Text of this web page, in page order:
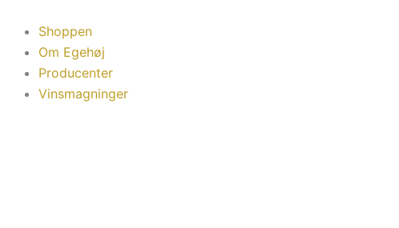
indholdet
Shoppen
Om Egehøj
Producenter
Vinsmagninger